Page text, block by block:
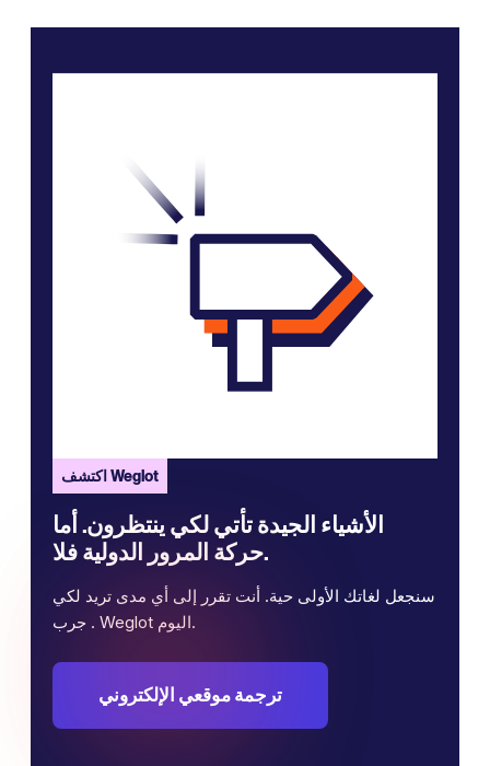
اكتشف Weglot
الأشياء الجيدة تأتي لكي ينتظرون. أما
حركة المرور الدولية فلا.
سنجعل لغاتك الأولى حية. أنت تقرر إلى أي مدى تريد لكي
. جرب Weglot اليوم.
ترجمة موقعي الإلكتروني